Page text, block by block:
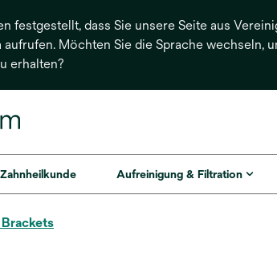
festgestellt, dass Sie unsere Seite aus
Möchten Sie die Sprache wechseln,
erhalten?
Zahnheilkunde Aufreinigung & Filtration